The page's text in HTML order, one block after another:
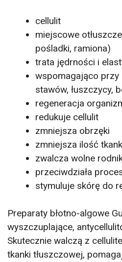
cellulit
miejscowe
pośladki, ramiona)
trata jędrności i
wspomagająco przy
stawów, łuszczycy,
regeneracja
redukuje cellulit
zmniejsza obrzęki
zmniejsza ilość
zwalcza wolne
przeciwdziała
stymuluje skórę do
Preparaty błotno-algowe
wyszczuplające,
Skutecznie walczą z
tkanki tłuszczowej,